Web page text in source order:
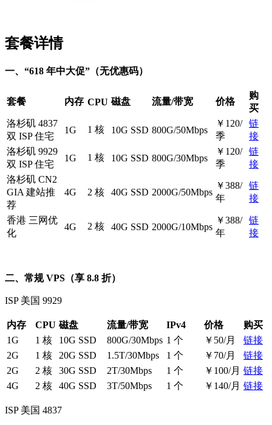
套餐详情
一、“618 年中大促”（无优惠码）
套餐 内存 CPU 磁盘 流量/带宽 价格
购
买
洛杉矶 4837
双 ISP 住宅
1G 1 核 10G SSD 800G/50Mbps
￥120/
季
链
接
洛杉矶 9929
双 ISP 住宅
1G 1 核 10G SSD 800G/30Mbps
￥120/
季
链
接
洛杉矶 CN2
GIA 建站推
荐
4G 2 核 40G SSD 2000G/50Mbps
￥388/
年
链
接
香港 三网优
化
4G 2 核 40G SSD 2000G/10Mbps
￥388/
年
链
接
二、常规 VPS（享 8.8 折）
ISP 美国 9929
内存 CPU 磁盘 流量/带宽 IPv4 价格
购买
1G
1 核 10G SSD 800G/30Mbps 1 个 ￥50/月
链接
2G
1 核 20G SSD 1.5T/30Mbps 1 个 ￥70/月
链接
2G
2 核 30G SSD 2T/30Mbps 1 个 ￥100/月 链接
4G
2 核 40G SSD 3T/50Mbps 1 个 ￥140/月 链接
ISP 美国 4837